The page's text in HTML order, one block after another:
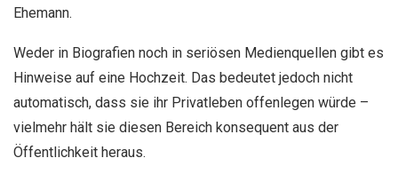
Ehemann.
Weder in Biografien noch in seriösen Medienquellen gibt es
Hinweise auf eine Hochzeit. Das bedeutet jedoch nicht
automatisch, dass sie ihr Privatleben offenlegen würde –
vielmehr hält sie diesen Bereich konsequent aus der
Öffentlichkeit heraus.